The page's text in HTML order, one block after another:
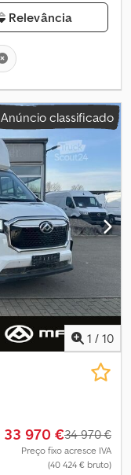
Relevância
Anúncio classificado
1 / 10
33 970 €34 970 €
Preço fixo acresce IVA
(40 424 € bruto)